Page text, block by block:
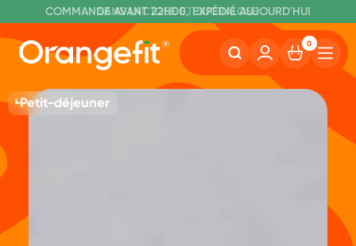
SANS LACTOSE ET SUCRALOSE
COMMANDE AVANT 22H00, EXPÉDIÉ AUJOURD'HUI
LIVRAISON GRATUITE À PARTIR DE 60€
0
Petit-déjeuner